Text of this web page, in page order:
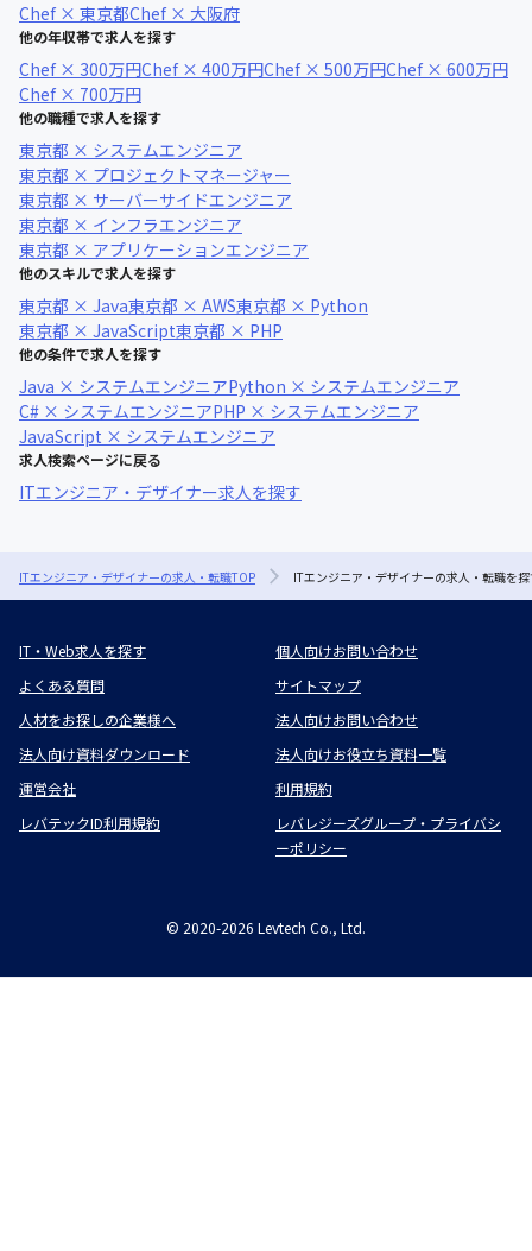
Chef × 東京都Chef × 大阪府
他の年収帯で求人を探す
Chef × 300万円Chef × 400万円Chef × 500万円Chef × 600万円
Chef × 700万円
他の職種で求人を探す
東京都 × システムエンジニア
東京都 × プロジェクトマネージャー
東京都 × サーバーサイドエンジニア
東京都 × インフラエンジニア
東京都 × アプリケーションエンジニア
他のスキルで求人を探す
東京都 × Java東京都 × AWS東京都 × Python
東京都 × JavaScript東京都 × PHP
他の条件で求人を探す
Java × システムエンジニアPython × システムエンジニア
C# × システムエンジニアPHP × システムエンジニア
JavaScript × システムエンジニア
求人検索ページに戻る
ITエンジニア・デザイナー求人を探す
ITエンジニア・デザイナーの求人・転職TOP ITエンジニア・デザイナーの求人・転職を
IT・Web求人を探す
個人向けお問い合わせ
よくある質問
サイトマップ
人材をお探しの企業様へ
法人向けお問い合わせ
法人向け資料ダウンロード
法人向けお役立ち資料一覧
運営会社
利用規約
レバテックID利用規約
レバレジーズグループ・プライバシ
ーポリシー
© 2020-2026 Levtech Co., Ltd.